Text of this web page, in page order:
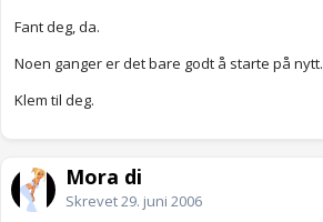
Fant deg, da.
Noen ganger er det bare godt å starte på nytt.
Klem til deg.
Mora di
Skrevet29. juni 2006